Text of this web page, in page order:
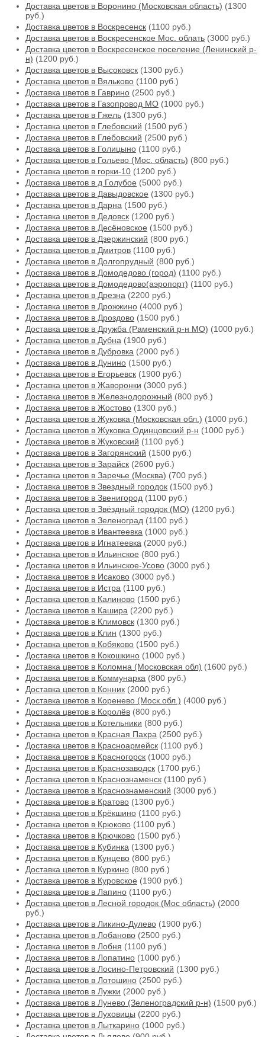
Доставка цветов в Воронино (Московская область) (1300
руб.)
Доставка цветов в Воскресенск (1100 руб.)
Доставка цветов в Воскресенское Мос. облать (3000 руб.)
Доставка цветов в Воскресенское поселение (Ленинский р-
н) (1200 руб.)
Доставка цветов в Высоковск (1300 руб.)
Доставка цветов в Вяльково (1100 руб.)
Доставка цветов в Гаврино (2500 руб.)
Доставка цветов в Газопровод МО (1000 руб.)
Доставка цветов в Гжель (1300 руб.)
Доставка цветов в Глебовский (1500 руб.)
Доставка цветов в Глебовский (2500 руб.)
Доставка цветов в Голицыно (1100 руб.)
Доставка цветов в Гольево (Мос. область) (800 руб.)
Доставка цветов в горки-10 (1200 руб.)
Доставка цветов в д Голубое (5000 руб.)
Доставка цветов в Давыдовское (1300 руб.)
Доставка цветов в Дарна (1500 руб.)
Доставка цветов в Дедовск (1200 руб.)
Доставка цветов в Десёновское (1500 руб.)
Доставка цветов в Дзержинский (800 руб.)
Доставка цветов в Дмитров (1100 руб.)
Доставка цветов в Долгопрудный (800 руб.)
Доставка цветов в Домодедово (город) (1100 руб.)
Доставка цветов в Домодедово(аэропорт) (1100 руб.)
Доставка цветов в Дрезна (2200 руб.)
Доставка цветов в Дрожжино (4000 руб.)
Доставка цветов в Дроздово (1500 руб.)
Доставка цветов в Дружба (Раменский р-н МО) (1000 руб.)
Доставка цветов в Дубна (1900 руб.)
Доставка цветов в Дубровка (2000 руб.)
Доставка цветов в Дунино (1500 руб.)
Доставка цветов в Егорьевск (1900 руб.)
Доставка цветов в Жаворонки (3000 руб.)
Доставка цветов в Железнодорожный (800 руб.)
Доставка цветов в Жостово (1300 руб.)
Доставка цветов в Жуковка (Московская обл.) (1000 руб.)
Доставка цветов в Жуковка Одинцовский р-н (1000 руб.)
Доставка цветов в Жуковский (1100 руб.)
Доставка цветов в Загорянский (1500 руб.)
Доставка цветов в Зарайск (2600 руб.)
Доставка цветов в Заречье (Москва) (700 руб.)
Доставка цветов в Звездный городок (1500 руб.)
Доставка цветов в Звенигород (1100 руб.)
Доставка цветов в Звёздный городок (МО) (1200 руб.)
Доставка цветов в Зеленоград (1100 руб.)
Доставка цветов в Ивантеевка (1000 руб.)
Доставка цветов в Игнатеевка (2000 руб.)
Доставка цветов в Ильинское (800 руб.)
Доставка цветов в Ильинское-Усово (3000 руб.)
Доставка цветов в Исаково (3000 руб.)
Доставка цветов в Истра (1100 руб.)
Доставка цветов в Калиново (1500 руб.)
Доставка цветов в Кашира (2200 руб.)
Доставка цветов в Климовск (1300 руб.)
Доставка цветов в Клин (1300 руб.)
Доставка цветов в Кобяково (1500 руб.)
Доставка цветов в Кокошкино (1000 руб.)
Доставка цветов в Коломна (Московская обл) (1600 руб.)
Доставка цветов в Коммунарка (800 руб.)
Доставка цветов в Конник (2000 руб.)
Доставка цветов в Коренево (Моск.обл.) (4000 руб.)
Доставка цветов в Королёв (800 руб.)
Доставка цветов в Котельники (800 руб.)
Доставка цветов в Красная Пахра (2500 руб.)
Доставка цветов в Красноармейск (1100 руб.)
Доставка цветов в Красногорск (1000 руб.)
Доставка цветов в Краснозаводск (1700 руб.)
Доставка цветов в Краснознаменск (1100 руб.)
Доставка цветов в Краснознаменский (3000 руб.)
Доставка цветов в Кратово (1300 руб.)
Доставка цветов в Крёкшино (1100 руб.)
Доставка цветов в Крюково (1100 руб.)
Доставка цветов в Крючково (1500 руб.)
Доставка цветов в Кубинка (1300 руб.)
Доставка цветов в Кунцево (800 руб.)
Доставка цветов в Куркино (800 руб.)
Доставка цветов в Куровское (1900 руб.)
Доставка цветов в Лапино (1100 руб.)
Доставка цветов в Лесной городок (Мос область) (2000
руб.)
Доставка цветов в Ликино-Дулево (1900 руб.)
Доставка цветов в Лобаново (2500 руб.)
Доставка цветов в Лобня (1100 руб.)
Доставка цветов в Лопатино (1000 руб.)
Доставка цветов в Лосино-Петровский (1300 руб.)
Доставка цветов в Лотошино (2500 руб.)
Доставка цветов в Лужки (2000 руб.)
Доставка цветов в Лунево (Зеленоградский р-н) (1500 руб.)
Доставка цветов в Луховицы (2200 руб.)
Доставка цветов в Лыткарино (1000 руб.)